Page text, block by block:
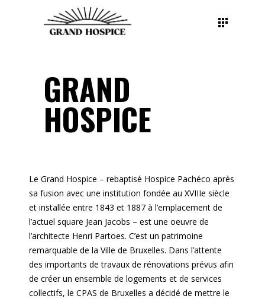
GRAND
HOSPICE
Le Grand Hospice – rebaptisé Hospice Pachéco après
sa fusion avec une institution fondée au XVIIIe siècle
et installée entre 1843 et 1887 à l’emplacement de
l’actuel square Jean Jacobs – est une oeuvre de
l’architecte Henri Partoes. C’est un patrimoine
remarquable de la Ville de Bruxelles. Dans l’attente
des importants de travaux de rénovations prévus afin
de créer un ensemble de logements et de services
collectifs, le CPAS de Bruxelles a décidé de mettre le